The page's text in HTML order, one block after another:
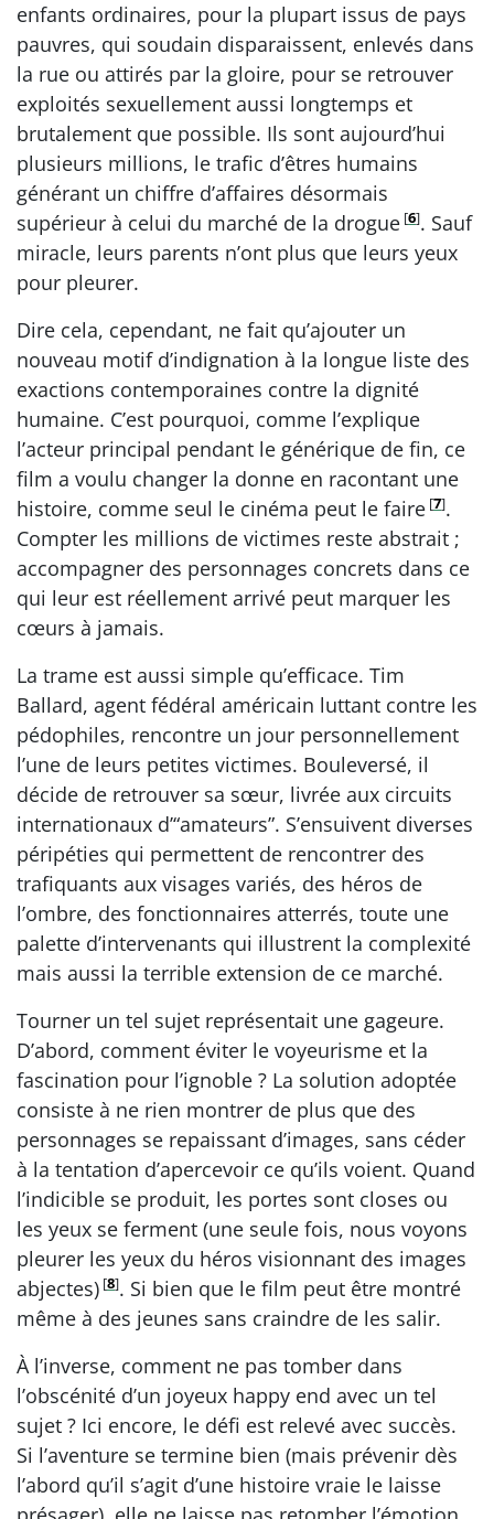
enfants ordinaires, pour la plupart issus de pays
pauvres, qui soudain disparaissent, enlevés dans
la rue ou attirés par la gloire, pour se retrouver
exploités sexuellement aussi longtemps et
brutalement que possible. Ils sont aujourd’hui
plusieurs millions, le trafic d’êtres humains
générant un chiffre d’affaires désormais
supérieur à celui du marché de la drogue [6]. Sauf
miracle, leurs parents n’ont plus que leurs yeux
pour pleurer.
Dire cela, cependant, ne fait qu’ajouter un
nouveau motif d’indignation à la longue liste des
exactions contemporaines contre la dignité
humaine. C’est pourquoi, comme l’explique
l’acteur principal pendant le générique de fin, ce
film a voulu changer la donne en racontant une
histoire, comme seul le cinéma peut le faire [7].
Compter les millions de victimes reste abstrait ;
accompagner des personnages concrets dans ce
qui leur est réellement arrivé peut marquer les
cœurs à jamais.
La trame est aussi simple qu’efficace. Tim
Ballard, agent fédéral américain luttant contre les
pédophiles, rencontre un jour personnellement
l’une de leurs petites victimes. Bouleversé, il
décide de retrouver sa sœur, livrée aux circuits
internationaux d’“amateurs”. S’ensuivent diverses
péripéties qui permettent de rencontrer des
trafiquants aux visages variés, des héros de
l’ombre, des fonctionnaires atterrés, toute une
palette d’intervenants qui illustrent la complexité
mais aussi la terrible extension de ce marché.
Tourner un tel sujet représentait une gageure.
D’abord, comment éviter le voyeurisme et la
fascination pour l’ignoble ? La solution adoptée
consiste à ne rien montrer de plus que des
personnages se repaissant d’images, sans céder
à la tentation d’apercevoir ce qu’ils voient. Quand
l’indicible se produit, les portes sont closes ou
les yeux se ferment (une seule fois, nous voyons
pleurer les yeux du héros visionnant des images
abjectes) [8]. Si bien que le film peut être montré
même à des jeunes sans craindre de les salir.
À l’inverse, comment ne pas tomber dans
l’obscénité d’un joyeux happy end avec un tel
sujet ? Ici encore, le défi est relevé avec succès.
Si l’aventure se termine bien (mais prévenir dès
l’abord qu’il s’agit d’une histoire vraie le laisse